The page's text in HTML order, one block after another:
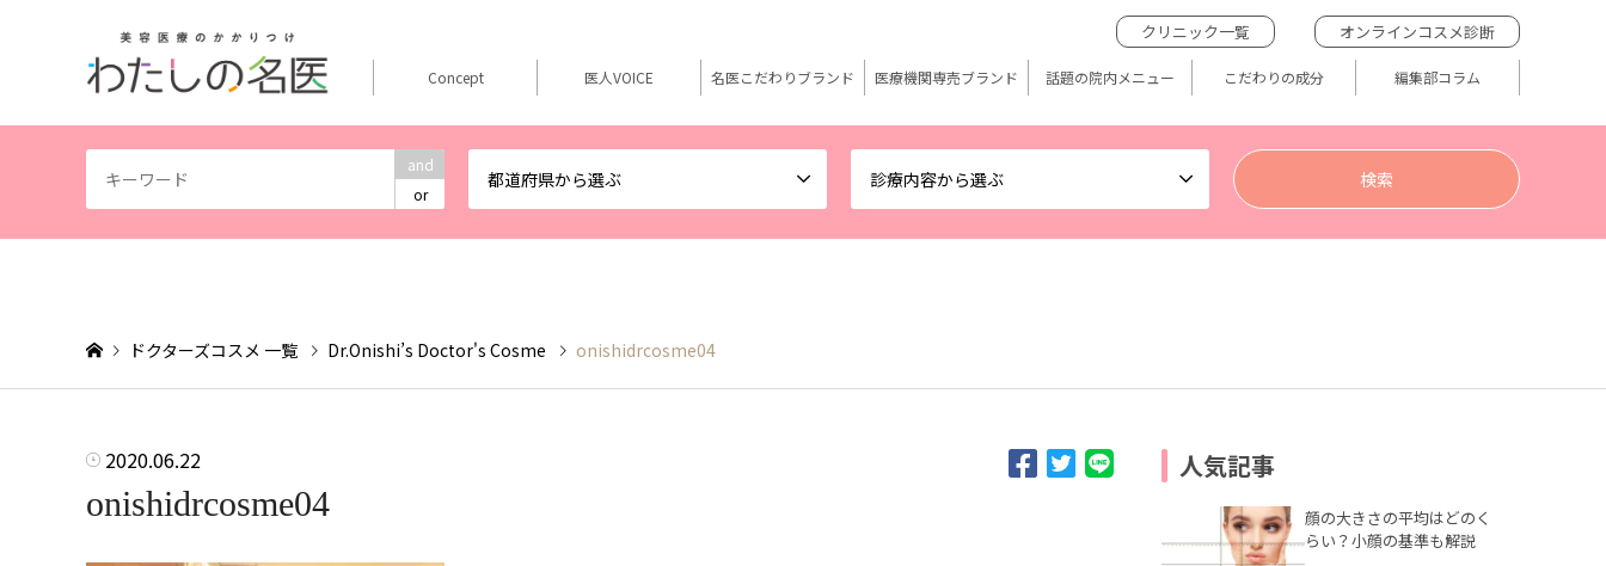
and
or
都道府県から選ぶ 診療内容から選ぶ
クリニック一覧 オンラインコスメ診断
Concept 医人VOICE 名医こだわりブランド 医療機関専売ブランド 話題の院内メニュー こだわりの成分 編集部コラム
ドクターズコスメ 一覧 Dr.Onishi’s Doctor's Cosme onishidrcosme04
2020.06.22
onishidrcosme04
人気記事
顔の大きさの平均はどのく
らい？小顔の基準も解説